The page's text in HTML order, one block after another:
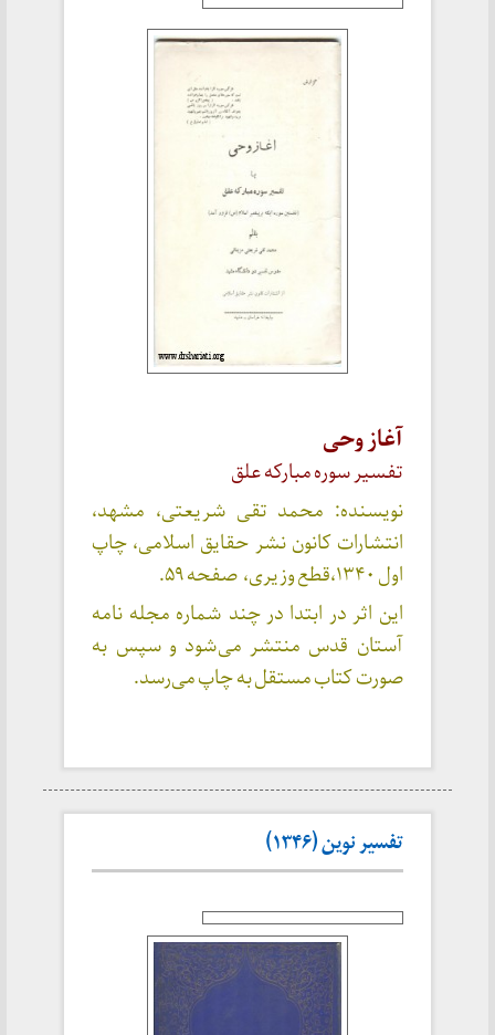
آغاز وحی
تفسیر سوره مبارکه علق
نویسنده: محمد تقی شریعتی، مشهد،
انتشارات کانون نشر حقایق اسلامی، چاپ
اول ۱۳۴۰،قطع وزیری، صفحه ۵۹.
این اثر در ابتدا در چند شماره مجله نامه
آستان قدس منتشر می‌شود و سپس به
صورت کتاب مستقل به چاپ می‌رسد.
تفسیر نوین (۱۳۴۶)